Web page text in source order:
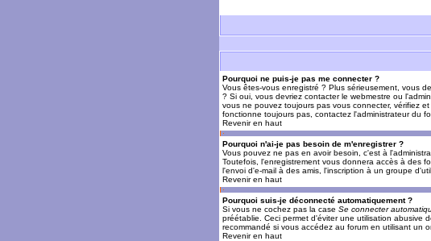
Pourquoi ne puis-je pas me connecter ?
Vous êtes-vous enregistré ? Plus sérieusement, vous
? Si oui, vous devriez contacter le webmestre ou
vous ne pouvez toujours pas vous connecter, vérifiez
fonctionne toujours pas, contactez l'administrateur du
Revenir en haut
Pourquoi n'ai-je pas besoin de m'enregistrer ?
Vous pouvez ne pas en avoir besoin, c'est à
Toutefois, l'enregistrement vous donnera accès à des
l'envoi d'e-mail à des amis, l'inscription à un groupe
Revenir en haut
Pourquoi suis-je déconnecté automatiquement ?
Si vous ne cochez pas la case Se connecter
préétablie. Ceci permet d'éviter une utilisation abusive
recommandé si vous accédez au forum en utilisant un
Revenir en haut